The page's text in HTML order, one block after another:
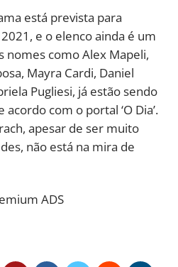
está prevista para
e o elenco ainda é um
nomes comoAlex Mapeli,
Mayra Cardi, Daniel
Pugliesi, já estão sendo
com o portal ‘O Dia’.
apesar de ser muito
não está na mira de